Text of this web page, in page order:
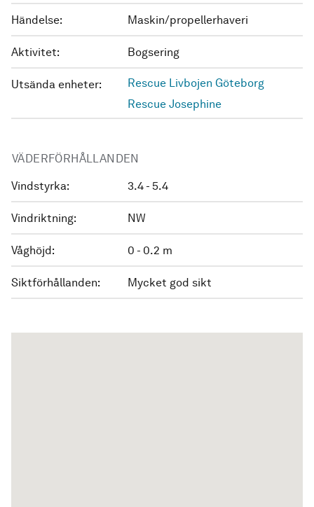
Händelse: Maskin/propellerhaveri
Aktivitet: Bogsering
Utsända enheter:
Rescue Livbojen Göteborg
Rescue Josephine
VÄDERFÖRHÅLLANDEN
Vindstyrka: 3.4 - 5.4
Vindriktning: NW
Våghöjd: 0 - 0.2 m
Siktförhållanden: Mycket god sikt